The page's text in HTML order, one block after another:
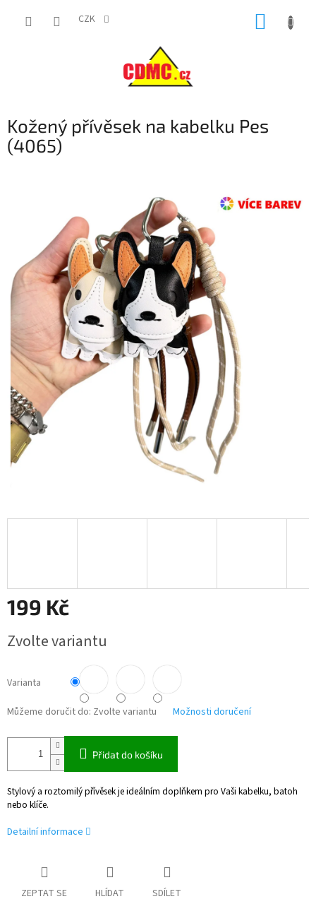
CZK
Kožený přívěsek na kabelku Pes
(4065)
199 Kč
cena:
Zvolte variantu
Varianta
Můžeme doručit do: Zvolte variantu Možnosti doručení
Přidat do košíku
Stylový a roztomilý přívěsek je ideálním doplňkem pro Vaši kabelku, batoh
nebo klíče.
Detailní informace
ZEPTAT SE HLÍDAT SDÍLET